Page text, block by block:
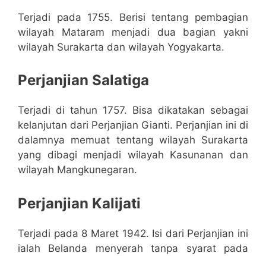
Terjadi pada 1755. Berisi tentang pembagian
wilayah Mataram menjadi dua bagian yakni
wilayah Surakarta dan wilayah Yogyakarta.
Perjanjian Salatiga
Terjadi di tahun 1757. Bisa dikatakan sebagai
kelanjutan dari Perjanjian Gianti. Perjanjian ini di
dalamnya memuat tentang wilayah Surakarta
yang dibagi menjadi wilayah Kasunanan dan
wilayah Mangkunegaran.
Perjanjian Kalijati
Terjadi pada 8 Maret 1942. Isi dari Perjanjian ini
ialah Belanda menyerah tanpa syarat pada